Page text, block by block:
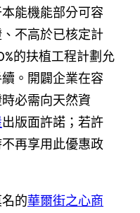
能機能部分可容
不高於已核定計
的扶植工程計劃允
。開闢企業在容
必需向天然資
出版面許諾；若許
再享用此優惠政
的華爾街之心商